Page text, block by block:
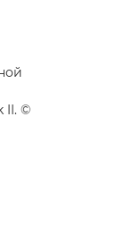
II. ©